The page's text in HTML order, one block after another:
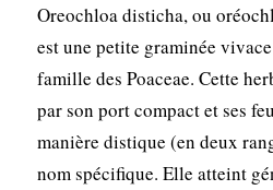
Oreochloa disticha, ou
est une petite graminée
famille des Poaceae. Cette
par son port compact et ses
manière distique (en deux
nom spécifique. Elle atteint